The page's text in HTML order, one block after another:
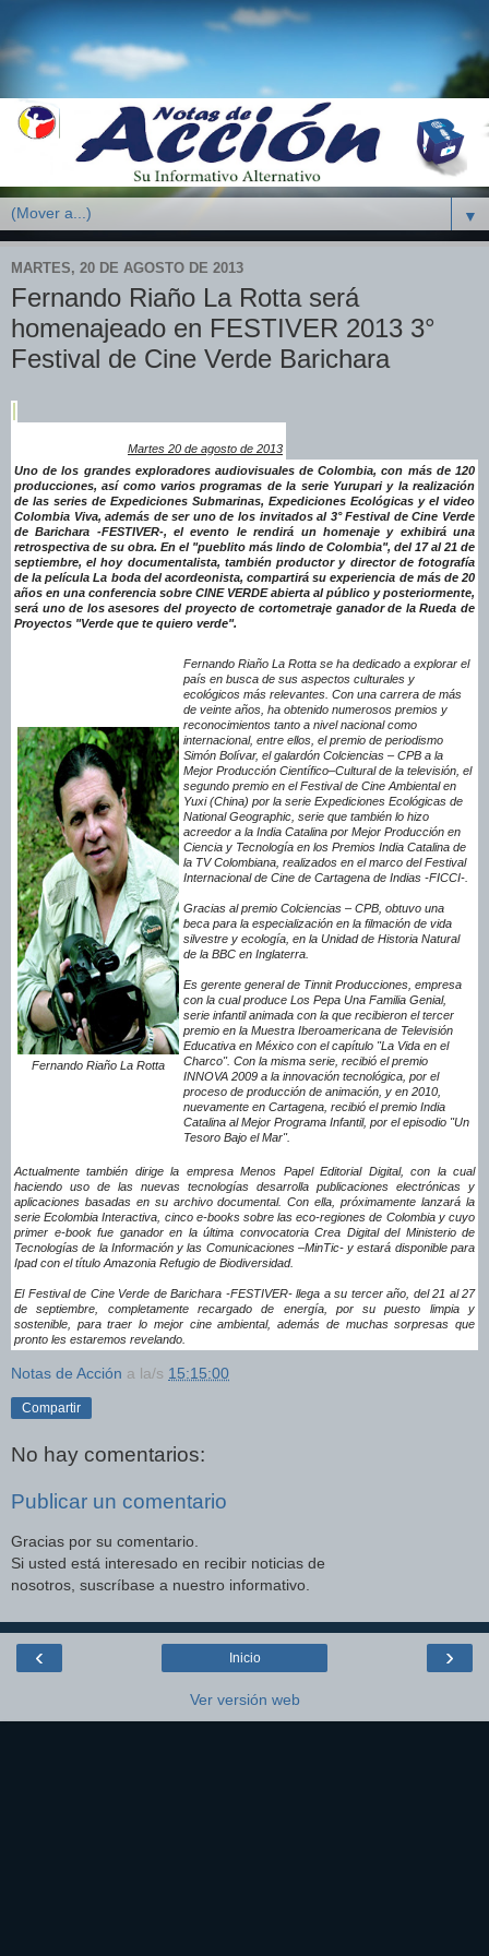
▼
MARTES, 20 DE AGOSTO DE 2013
Fernando Riaño La Rotta será
homenajeado en FESTIVER 2013 3°
Festival de Cine Verde Barichara
Martes 20 de agosto de 2013
Uno de los grandes exploradores audiovisuales de Colombia, con más de 120
producciones, así como varios programas de la serie Yurupari y la realización
de las series de Expediciones Submarinas, Expediciones Ecológicas y el video
Colombia Viva, además de ser uno de los invitados al 3° Festival de Cine Verde
de Barichara -FESTIVER-, el evento le rendirá un homenaje y exhibirá una
retrospectiva de su obra. En el "pueblito más lindo de Colombia", del 17 al 21 de
septiembre, el hoy documentalista, también productor y director de fotografía
de la película La boda del acordeonista, compartirá su experiencia de más de 20
años en una conferencia sobre CINE VERDE abierta al público y posteriormente,
será uno de los asesores del proyecto de cortometraje ganador de la Rueda de
Proyectos "Verde que te quiero verde".
Fernando Riaño La Rotta
Fernando Riaño La Rotta se ha dedicado a explorar el
país en busca de sus aspectos culturales y
ecológicos más relevantes. Con una carrera de más
de veinte años, ha obtenido numerosos premios y
reconocimientos tanto a nivel nacional como
internacional, entre ellos, el premio de periodismo
Simón Bolívar, el galardón Colciencias – CPB a la
Mejor Producción Científico–Cultural de la televisión, el
segundo premio en el Festival de Cine Ambiental en
Yuxi (China) por la serie Expediciones Ecológicas de
National Geographic, serie que también lo hizo
acreedor a la India Catalina por Mejor Producción en
Ciencia y Tecnología en los Premios India Catalina de
la TV Colombiana, realizados en el marco del Festival
Internacional de Cine de Cartagena de Indias -FICCI-.
Gracias al premio Colciencias – CPB, obtuvo una
beca para la especialización en la filmación de vida
silvestre y ecología, en la Unidad de Historia Natural
de la BBC en Inglaterra.
Es gerente general de Tinnit Producciones, empresa
con la cual produce Los Pepa Una Familia Genial,
serie infantil animada con la que recibieron el tercer
premio en la Muestra Iberoamericana de Televisión
Educativa en México con el capítulo "La Vida en el
Charco". Con la misma serie, recibió el premio
INNOVA 2009 a la innovación tecnológica, por el
proceso de producción de animación, y en 2010,
nuevamente en Cartagena, recibió el premio India
Catalina al Mejor Programa Infantil, por el episodio "Un
Tesoro Bajo el Mar".
Actualmente también dirige la empresa Menos Papel Editorial Digital, con la cual
haciendo uso de las nuevas tecnologías desarrolla publicaciones electrónicas y
aplicaciones basadas en su archivo documental. Con ella, próximamente lanzará la
serie Ecolombia Interactiva, cinco e-books sobre las eco-regiones de Colombia y cuyo
primer e-book fue ganador en la última convocatoria Crea Digital del Ministerio de
Tecnologías de la Información y las Comunicaciones –MinTic- y estará disponible para
Ipad con el título Amazonia Refugio de Biodiversidad.
El Festival de Cine Verde de Barichara -FESTIVER- llega a su tercer año, del 21 al 27
de septiembre, completamente recargado de energía, por su puesto limpia y
sostenible, para traer lo mejor cine ambiental, además de muchas sorpresas que
pronto les estaremos revelando.
Notas de Acción a la/s 15:15:00
Compartir
No hay comentarios:
Publicar un comentario
Gracias por su comentario.
Si usted está interesado en recibir noticias de
nosotros, suscríbase a nuestro informativo.
‹ ›
Inicio
Ver versión web